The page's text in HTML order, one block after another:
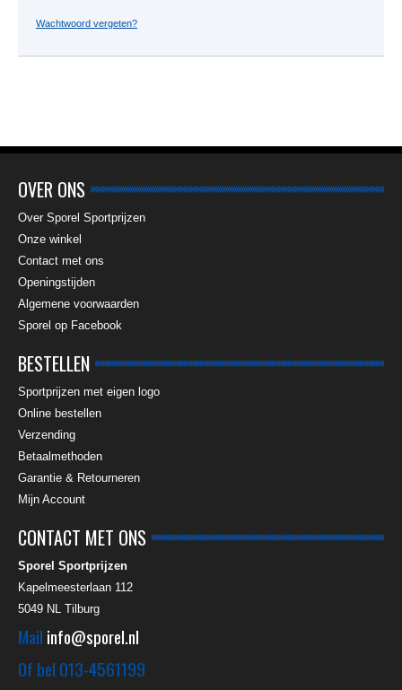
Wachtwoord vergeten?
OVER ONS
Over Sporel Sportprijzen
Onze winkel
Contact met ons
Openingstijden
Algemene voorwaarden
Sporel op Facebook
BESTELLEN
Sportprijzen met eigen logo
Online bestellen
Verzending
Betaalmethoden
Garantie & Retourneren
Mijn Account
CONTACT MET ONS
Sporel Sportprijzen
Kapelmeesterlaan 112
5049 NL Tilburg
Mail info@sporel.nl
Of bel 013-4561199